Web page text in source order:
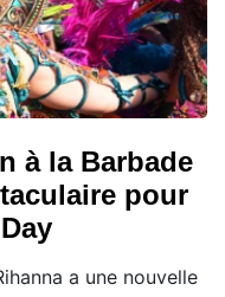
à la Barbade
pour
a une nouvelle